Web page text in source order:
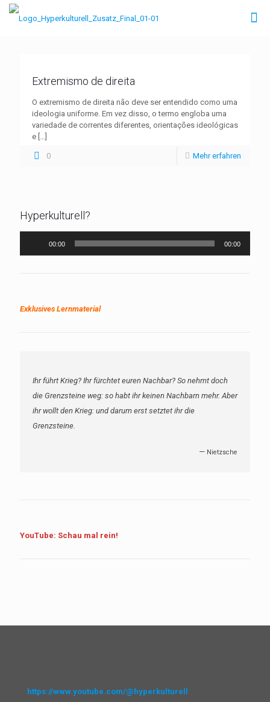
Extremismo de direita
O extremismo de direita não deve ser entendido como uma
ideologia uniforme. Em vez disso, o termo engloba uma
variedade de correntes diferentes, orientações ideológicas
e […]
0 Mehr erfahren
Hyperkulturell?
00:00 00:00
Exklusives Lernmaterial
Ihr führt Krieg? Ihr fürchtet euren Nachbar? So nehmt doch
die Grenzsteine weg: so habt ihr keinen Nachbarn mehr. Aber
ihr wollt den Krieg: und darum erst setztet ihr die
Grenzsteine.
— Nietzsche
YouTube: Schau mal rein!
https://www.youtube.com/@hyperkulturell